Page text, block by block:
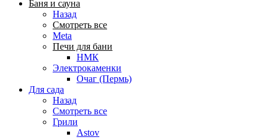
Баня и сауна
Назад
Смотреть все
Meta
Печи для бани
НМК
Электрокаменки
Очаг (Пермь)
Для сада
Назад
Смотреть все
Грили
Astov